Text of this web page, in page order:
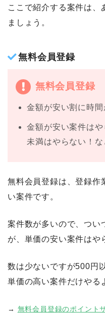
ここで紹介する案件は、
ましょう。
無料会員登録
無料会員登録
金額が安い割に時間
金額が安い案件は
未満はやらない！な
無料会員登録は、登録作
い案件です。
案件数が多いので、つい
が、単価の安い案件はや
数は少ないですが500円
単価の高い案件だけやる
→ 無料会員登録のポイント